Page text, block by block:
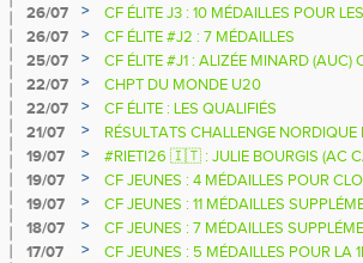
26/07
>
CF ÉLITE J3 : 10 MÉDAILLES POUR
26/07
>
CF ÉLITE #J2 : 7 MÉDAILLES
25/07
>
CF ÉLITE #J1 : ALIZÉE MINARD
NATIONALE
22/07 >
CHPT DU MONDE U20
22/07
>
CF ÉLITE : LES QUALIFIÉS
21/07
>
RÉSULTATS CHALLENGE
2025 2026
19/07 >
#RIETI26 🇮🇹 : JULIE BOURGIS (AC
D'EUROPE U18 DE LA PERCHE
19/07 >
CF JEUNES : 4 MÉDAILLES POUR
19/07
>
CF JEUNES : 11 MÉDAILLES
18/07
>
CF JEUNES : 7 MÉDAILLES
17/07
>
CF JEUNES : 5 MÉDAILLES POUR LA